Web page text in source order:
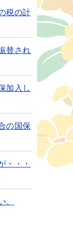
税の計
替され
加入し
の国保
・・・
。